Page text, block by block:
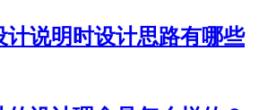
计说明时设计思路有哪些